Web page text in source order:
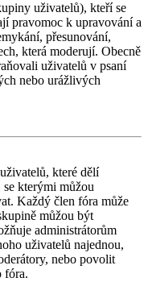
uživatelů), kteří se
pravomoc k upravování a
přesunování,
která moderují. Obecně
uživatelů v psaní
nebo urážlivých
které dělí
kterými můžou
Každý člen fóra může
můžou být
administrátorům
uživatelů najednou,
nebo povolit
fóra.